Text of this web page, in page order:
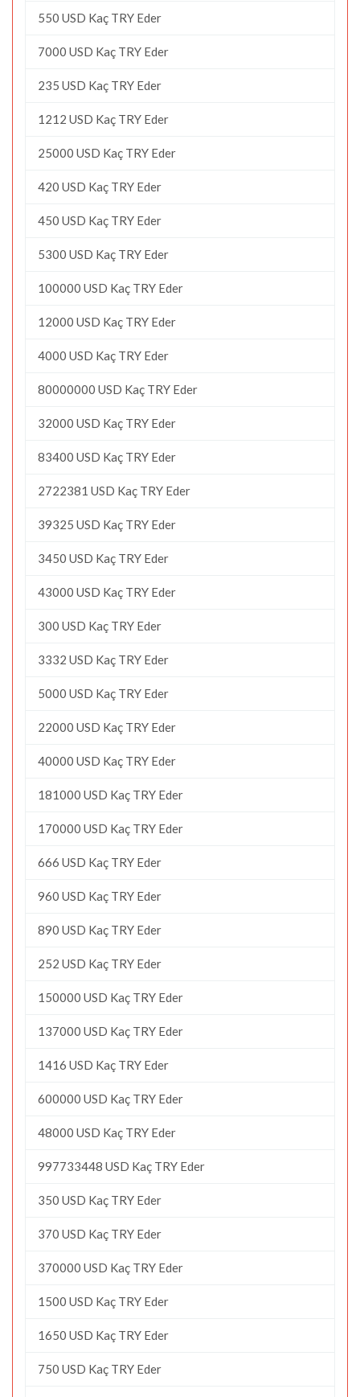
550 USD Kaç TRY Eder
7000 USD Kaç TRY Eder
235 USD Kaç TRY Eder
1212 USD Kaç TRY Eder
25000 USD Kaç TRY Eder
420 USD Kaç TRY Eder
450 USD Kaç TRY Eder
5300 USD Kaç TRY Eder
100000 USD Kaç TRY Eder
12000 USD Kaç TRY Eder
4000 USD Kaç TRY Eder
80000000 USD Kaç TRY Eder
32000 USD Kaç TRY Eder
83400 USD Kaç TRY Eder
2722381 USD Kaç TRY Eder
39325 USD Kaç TRY Eder
3450 USD Kaç TRY Eder
43000 USD Kaç TRY Eder
300 USD Kaç TRY Eder
3332 USD Kaç TRY Eder
5000 USD Kaç TRY Eder
22000 USD Kaç TRY Eder
40000 USD Kaç TRY Eder
181000 USD Kaç TRY Eder
170000 USD Kaç TRY Eder
666 USD Kaç TRY Eder
960 USD Kaç TRY Eder
890 USD Kaç TRY Eder
252 USD Kaç TRY Eder
150000 USD Kaç TRY Eder
137000 USD Kaç TRY Eder
1416 USD Kaç TRY Eder
600000 USD Kaç TRY Eder
48000 USD Kaç TRY Eder
997733448 USD Kaç TRY Eder
350 USD Kaç TRY Eder
370 USD Kaç TRY Eder
370000 USD Kaç TRY Eder
1500 USD Kaç TRY Eder
1650 USD Kaç TRY Eder
750 USD Kaç TRY Eder